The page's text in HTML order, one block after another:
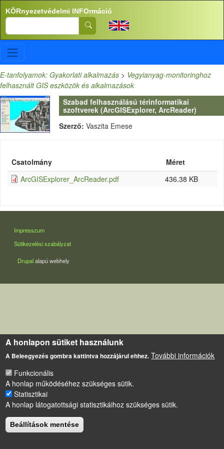
Ugrás a tartalomra
KÖRnyezetvédelmi INFOrmáció
Search
E-tanfolyamok: Gyakorlati alkalmazás > Vegyianyag-monitoringhoz
felhasznált GIS eszközök és alkalmazások
Szabad felhasználású térinformatikai
szoftverek (ArcGISExplorer, ArcReader)
Szerző: Vaszita Emese
Csatolmány
Méret
ArcGISExplorer_ArcReader.pdf
436.38 KB
LÁBLÉC
Impresszum
Sütikezelési szabályzat
Drupalalapú webhely
A honlapon sütiket használunk
A Beleegyezés gombra kattintva hozzájárul ehhez. További információk
Funkcionális
A honlap működéséhez szükséges sütik.
Statisztikai
A honlap látogatottsági statisztikáihoz szükséges sütik.
Beállítások mentése